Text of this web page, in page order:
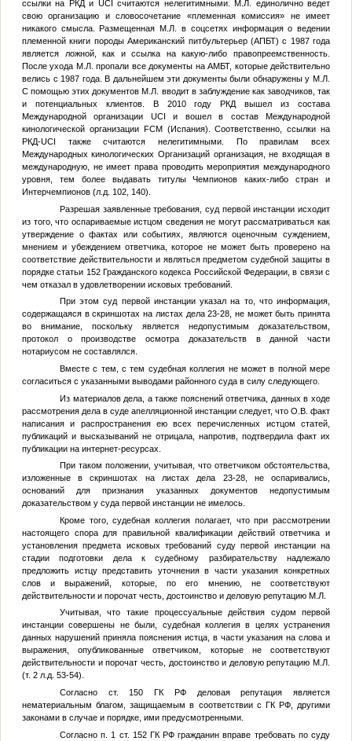
ссылки на РКД и UCI считаются нелегитимными. М.Л.
единолично ведет
свою организацию и словосочетание «племенная комиссия» не имеет
никакого смысла. Размещенная М.Л.
в соцсетях информация о ведении
племенной книги породы Американский питбультерьер (АПБТ) с 1987 года
является ложной, как и ссылка на какую-либо правопреемственность.
После ухода М.Л. пропали все документы на АМБТ, которые действительно
велись с 1987 года. В дальнейшем эти документы были обнаружены у М.Л.
С помощью этих документов М.Л.
вводит в заблуждение как заводчиков, так
и потенциальных клиентов. В 2010 году РКД вышел из состава
Международной организации UCI и вошел в состав Международной
кинологической организации FCM (Испания). Соответственно, ссылки на
РКД-UCI также считаются нелегитимными. По правилам всех
Международных кинологических Организаций организация, не входящая в
международную, не имеет права проводить мероприятия международного
уровня, тем более выдавать титулы Чемпионов каких-либо стран и
Интерчемпионов (л.д. 102, 140).
Разрешая заявленные требования, суд первой инстанции исходит
из того, что оспариваемые истцом сведения не могут рассматриваться как
утверждение о фактах или событиях, являются оценочным суждением,
мнением и убеждением ответчика, которое не может быть проверено на
соответствие действительности и являться предметом судебной защиты в
порядке статьи 152 Гражданского кодекса Российской Федерации, в связи с
чем отказал в удовлетворении исковых требований.
При этом суд первой инстанции указал на то, что информация,
содержащаяся в скриншотах на листах дела 23-28, не может быть принята
во внимание, поскольку является недопустимым доказательством,
протокол о производстве осмотра доказательств в данной части
нотариусом не составлялся.
Вместе с тем, с тем судебная коллегия не может в полной мере
согласиться с указанными выводами районного суда в силу следующего.
Из материалов дела, а также пояснений ответчика, данных в ходе
рассмотрения дела в суде апелляционной инстанции следует, чтоО.В. факт
написания и распространения ею всех перечисленных истцом статей,
публикаций и высказываний не отрицала, напротив, подтвердила факт их
публикации на интернет-ресурсах.
При таком положении, учитывая, что ответчиком обстоятельства,
изложенные в скриншотах на листах дела 23-28, не оспаривались,
оснований для признания указанных документов недопустимым
доказательством у суда первой инстанции не имелось.
Кроме того, судебная коллегия полагает, что при рассмотрении
настоящего спора для правильной квалификации действий ответчика и
установления предмета исковых требований суду первой инстанции на
стадии подготовки дела к судебному разбирательству надлежало
предложить истцу представить уточнения в части указания конкретных
слов и выражений, которые, по его мнению, не соответствуют
действительности и порочат честь, достоинство и деловую репутацию М.Л.
Учитывая, что такие процессуальные действия судом первой
инстанции совершены не были, судебная коллегия в целях устранения
данных нарушений приняла пояснения истца, в части указания на слова и
выражения, опубликованные ответчиком, которые не соответствуют
действительности и порочат честь, достоинство и деловую репутацию М.Л.
(т. 2 л.д. 53-54).
Согласно ст. 150 ГК РФ деловая репутация является
нематериальным благом, защищаемым в соответствии с ГК РФ, другими
законами в случае и порядке, ими предусмотренными.
Согласно п. 1 ст. 152 ГК РФ гражданин вправе требовать по суду